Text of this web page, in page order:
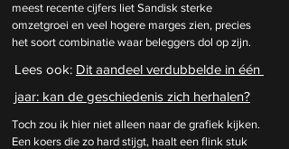
meest recente cijfers liet Sandisk sterke
omzetgroei en veel hogere marges zien, precies
het soort combinatie waar beleggers dol op zijn.
Lees ook: Dit aandeel verdubbelde in één
jaar: kan de geschiedenis zich herhalen?
Toch zou ik hier niet alleen naar de grafiek kijken.
Een koers die zo hard stijgt, haalt een flink stuk